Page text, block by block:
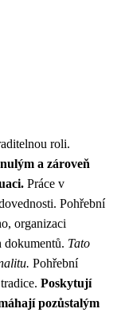
roli.
a zároveň
Práce v
Pohřební
organizaci
dokumentů. Tato
Pohřební
Poskytují
pozůstalým